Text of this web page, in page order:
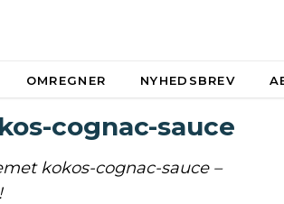
OMREGNER NYHEDSBREV
cognac-sauce
kokos-cognac-sauce –